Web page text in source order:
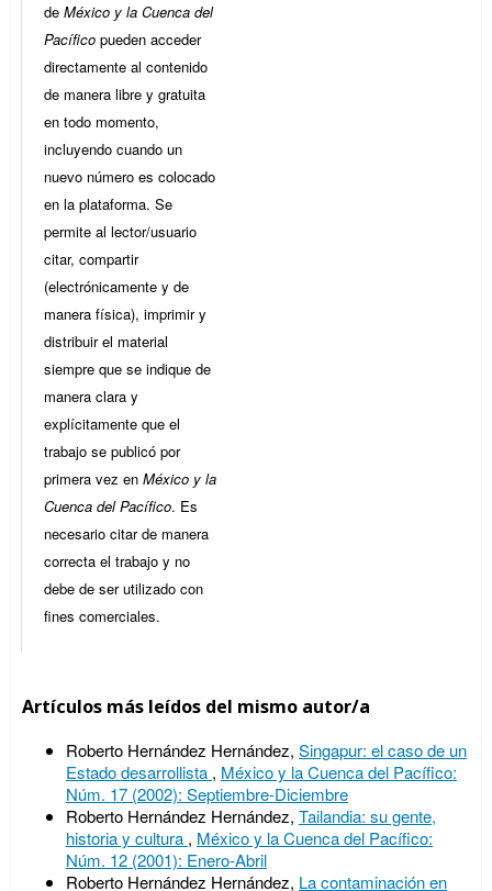
de México y la Cuenca del
Pacífico pueden acceder
directamente al contenido
de manera libre y gratuita
en todo momento,
incluyendo cuando un
nuevo número es colocado
en la plataforma. Se
permite al lector/usuario
citar, compartir
(electrónicamente y de
manera física), imprimir y
distribuir el material
siempre que se indique de
manera clara y
explícitamente que el
trabajo se publicó por
primera vez en México y la
Cuenca del Pacífico. Es
necesario citar de manera
correcta el trabajo y no
debe de ser utilizado con
fines comerciales.
Artículos más leídos del mismo autor/a
Roberto Hernández Hernández, Singapur: el caso de un
Estado desarrollista , México y la Cuenca del Pacífico:
Núm. 17 (2002): Septiembre-Diciembre
Roberto Hernández Hernández, Tailandia: su gente,
historia y cultura , México y la Cuenca del Pacífico:
Núm. 12 (2001): Enero-Abril
Roberto Hernández Hernández, La contaminación en